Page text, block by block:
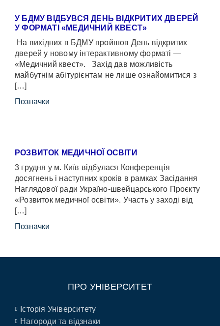
У БДМУ ВІДБУВСЯ ДЕНЬ ВІДКРИТИХ ДВЕРЕЙ
У ФОРМАТІ «МЕДИЧНИЙ КВЕСТ»
На вихідних в БДМУ пройшов День відкритих
дверей у новому інтерактивному форматі —
«Медичний квест». Захід дав можливість
майбутнім абітурієнтам не лише ознайомитися з
[…]
Позначки
РОЗВИТОК МЕДИЧНОЇ ОСВІТИ
3 грудня у м. Київ відбулася Конференція
досягнень і наступних кроків в рамках Засідання
Наглядової ради Україно-швейцарського Проєкту
«Розвиток медичної освіти». Участь у заході від
[…]
Позначки
ПРО УНІВЕРСИТЕТ
Історія Університету
Нагороди та відзнаки